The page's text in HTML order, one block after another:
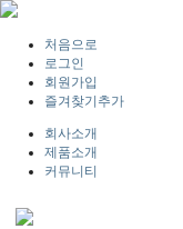
처음으로
로그인
회원가입
즐겨찾기추가
회사소개
제품소개
커뮤니티